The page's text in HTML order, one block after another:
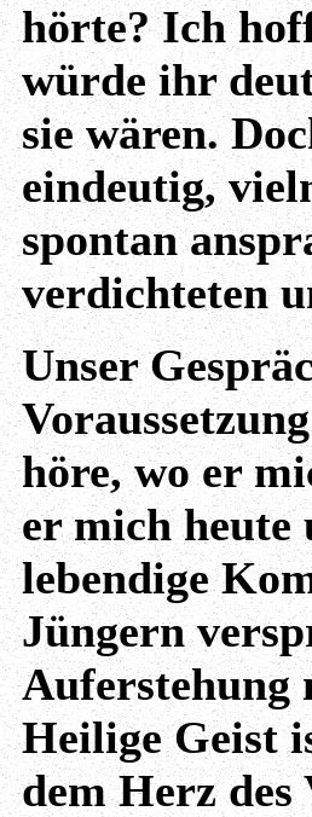
hörte? Ich
würde ihr
sie wären.
eindeutig,
spontan
verdichteten
Unser
höre, wo er
er mich
lebendige
Jüngern
Auferstehung
Heilige Geist
dem Herz